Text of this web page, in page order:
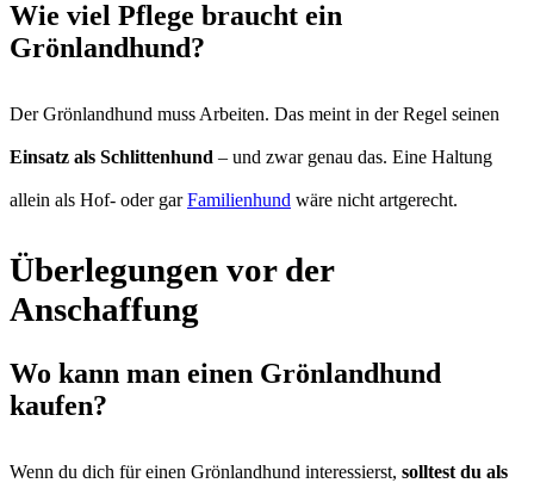
Wie viel Pflege braucht ein
Grönlandhund?
Der Grönlandhund muss Arbeiten. Das meint in der Regel seinen
Einsatz als Schlittenhund – und zwar genau das. Eine Haltung
allein als Hof- oder garFamilienhund wäre nicht artgerecht.
Überlegungen vor der
Anschaffung
Wo kann man einen Grönlandhund
kaufen?
Wenn du dich für einen Grönlandhund interessierst, solltest du als